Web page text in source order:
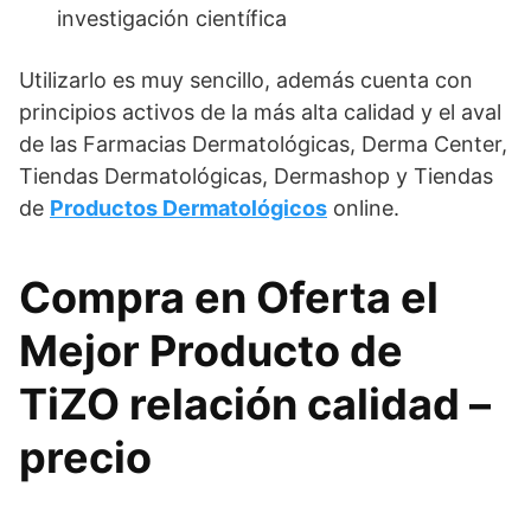
investigación científica
Utilizarlo es muy sencillo, además cuenta con
principios activos de la más alta calidad y el aval
de las Farmacias Dermatológicas, Derma Center,
Tiendas Dermatológicas, Dermashop y Tiendas
de Productos Dermatológicos online.
Compra en Oferta el
Mejor Producto de
TiZO relación calidad –
precio